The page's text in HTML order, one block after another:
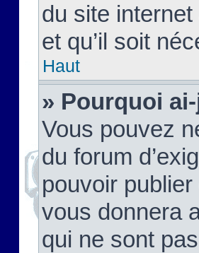
du site
et qu’il soit
Haut
» Pourquoi
Vous pouvez
du forum
pouvoir
vous donnera
qui ne sont